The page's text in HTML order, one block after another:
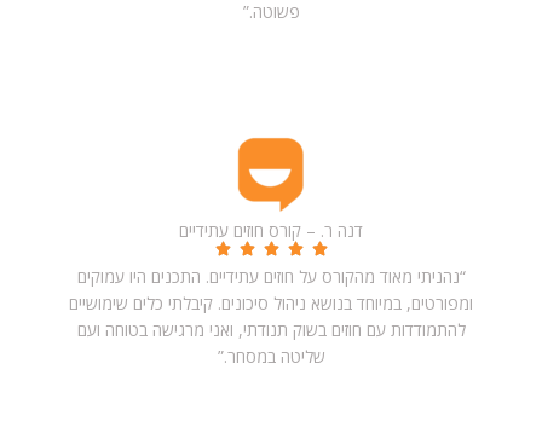
פשוטה.”
דנה ר. – קורס חוזים עתידיים
“נהניתי מאוד מהקורס על חוזים עתידיים. התכנים היו עמוקים
ומפורטים, במיוחד בנושא ניהול סיכונים. קיבלתי כלים שימושיים
להתמודדות עם חוזים בשוק תנודתי, ואני מרגישה בטוחה ועם
שליטה במסחר.”